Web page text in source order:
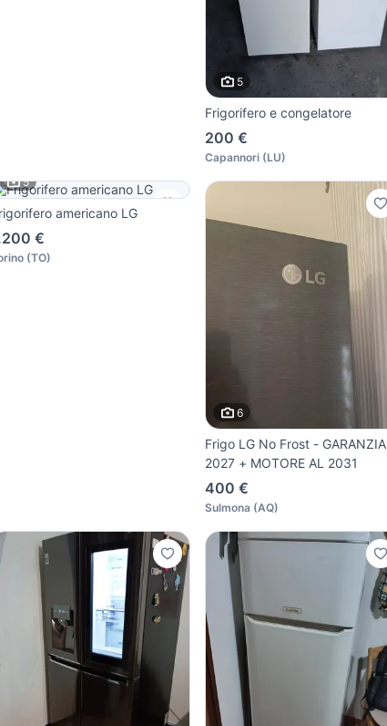
5
Frigorifero e congelatore
200 €
Capannori(LU)
5
americano LG
€
(TO)
6
Frigo LG No Frost - GARANZIA
2027 + MOTORE AL 2031
400 €
Sulmona (AQ)